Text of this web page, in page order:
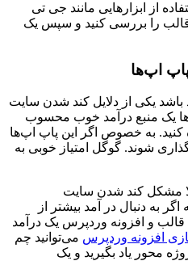
از ابزارهایی مانند جی تی
را بررسی کنید و سپس یک
باشد یکی از دلایل کند شدن سایت
یک منبع درآمد خوب محسوب
کنید. به خصوص اگر این پاپ اپ‌ها
شوند. گوگل امتیاز خوبی به
مشکل کند شدن سایت
به دنبال در آمد بیشتر از
و افزونه وردپرس یک درآمد
افزونه وردپرس می‌توانید چم
محور یاد بگیرید و یک